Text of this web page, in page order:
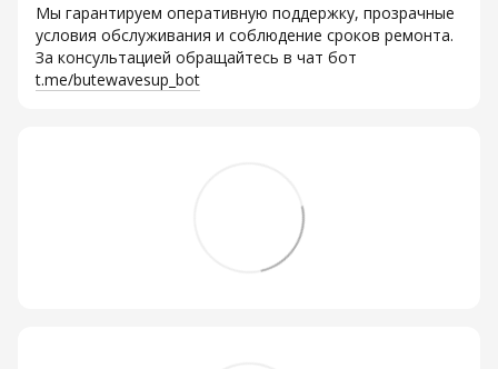
Мы гарантируем оперативную поддержку, прозрачные
условия обслуживания и соблюдение сроков ремонта.
За консультацией обращайтесь в чат бот
t.me/butewavesup_bot